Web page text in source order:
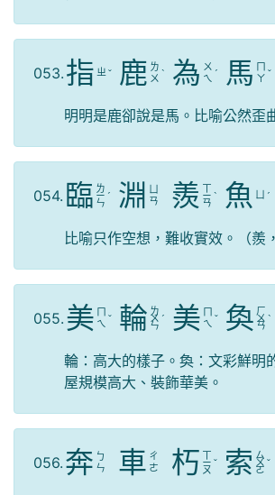
053. 指 ㄓ ˇ 鹿 ㄌ
ㄨ ˋ 為 ㄨ
ㄟ ˊ 馬 ㄇ
ㄚ ˇ
明明是鹿卻說是馬。比喻公然歪
054. 臨 ㄌ
ㄧ
ㄣ
ˊ 淵
ㄢ
羨 ㄒ
ㄧ
ㄢ
ˋ 魚 ˊ
比喻只作空想，難收實效。（羨
055. 美 ㄇ
ㄟ ˇ 輪 ㄌ
ㄨ
ㄣ
ˊ 美 ㄇ
ㄟ ˇ 奐 ㄏ
ㄨ
ㄢ
ˋ
輪：高大的樣子。奐：文彩鮮明
屋規模高大、裝飾華美。
056. 奔 ㄅ
ㄣ
車 ㄔ
ㄜ
朽 ㄒ
ㄧ
ㄡ
ˇ 索 ㄙ
ㄨ
ㄛ
ˇ